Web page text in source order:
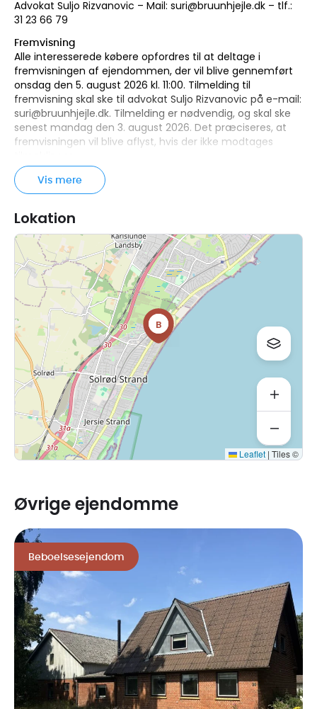
Advokat Suljo Rizvanovic – Mail: suri@bruunhjejle.dk – tlf.:
31 23 66 79
Fremvisning
Alle interesserede købere opfordres til at deltage i
fremvisningen af ejendommen, der vil blive gennemført
onsdag den 5. august 2026 kl. 11:00. Tilmelding til
fremvisning skal ske til advokat Suljo Rizvanovic på e-mail:
suri@bruunhjejle.dk. Tilmelding er nødvendig, og skal ske
senest mandag den 3. august 2026. Det præciseres, at
fremvisningen vil blive aflyst, hvis der ikke modtages
Beskrivelse af ejendommen
Ejendommen er en beboelsesejendom beliggende i første
enfamiliehus med særskilt carport og udhus.
Ejendommen er ejet i lige sameje af Stig Birk Dørler under
konkurs og Mette Dørler under konkurs.
Ejendommen har været anvendt – og anvendes indtil
tvangsauktionsdagen – til beboelse af Stig Birk Dørler og
Mette Dørler. Der er indgået en fraflytningsaftale mellem
konkursboerne efter Stig Birk Dørler og Mette Dørler
henholdsvis Stig Birk Dørler og Mette Dørler, i medfør af
hvilken Stig Birk Dørler og Mette Dørler skal fraflytte
ejendommen umiddelbart forud for auktionen.
Ejendommen var forud for auktionen udbudt til salg i fri
handel som beboelsesejendom.
Ejendommens samlede tinglyste areal udgør 1596 m2,
heraf 234 m2 vej, jf. tingbogsattesten (bilag 19).
Se resterende beskrivelse i salgsopstillingen s. 13-14.
Vis mere
Lokation
B
Leaflet | Tiles ©
Øvrige ejendomme
Beboelsesejendom